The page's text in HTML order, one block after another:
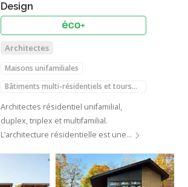
Design
Architectes
Maisons unifamiliales
Bâtiments multi-résidentiels et tours
Agrandissements de maison
Ajouts d'étages
Terrasses sur toit et mezzanines
Architectes résidentiel unifamilial,
duplex, triplex et multifamilial.
L’architecture résidentielle est une…